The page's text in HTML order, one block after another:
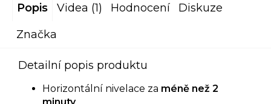
Popis Videa (1) Hodnocení
Diskuze
Značka
Detailní popis produktu
Horizontální nivelace za méně než 2
minuty.